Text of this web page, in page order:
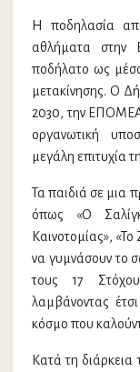
Η ποδηλασία
αθλήματα στην
ποδήλατο ως
μετακίνησης. Ο
2030, την
οργανωτική
μεγάλη επιτυχία
Τα παιδιά σε μια
όπως «Ο
Καινοτομίας»,
να γυμνάσουν το
τους 17
λαμβάνοντας
κόσμο που
Κατά τη